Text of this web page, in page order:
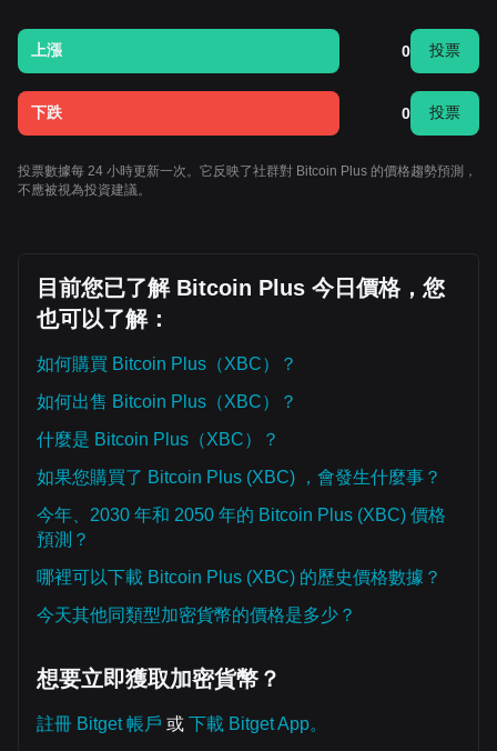
上漲 0 投票
下跌 0 投票
投票數據每 24 小時更新一次。它反映了社群對 Bitcoin Plus 的價格趨勢預測，
不應被視為投資建議。
目前您已了解 Bitcoin Plus 今日價格，您
也可以了解：
如何購買 Bitcoin Plus（XBC）？
如何出售 Bitcoin Plus（XBC）？
什麼是 Bitcoin Plus（XBC）？
如果您購買了 Bitcoin Plus (XBC) ，會發生什麼事？
今年、2030 年和 2050 年的 Bitcoin Plus (XBC) 價格
預測？
哪裡可以下載 Bitcoin Plus (XBC) 的歷史價格數據？
今天其他同類型加密貨幣的價格是多少？
想要立即獲取加密貨幣？
註冊 Bitget 帳戶 或 下載 Bitget App。